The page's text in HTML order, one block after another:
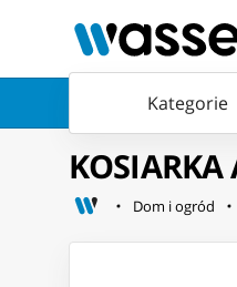
Kategorie
Dom i ogród